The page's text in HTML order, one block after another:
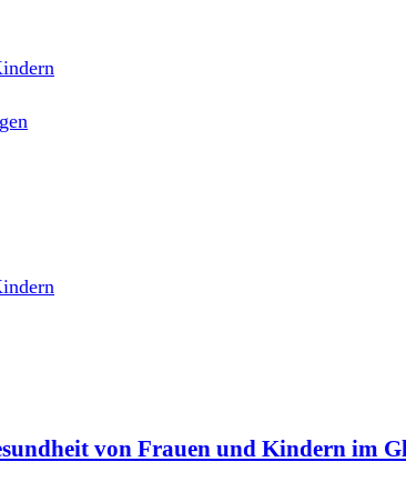
von Frauen und Kindern im